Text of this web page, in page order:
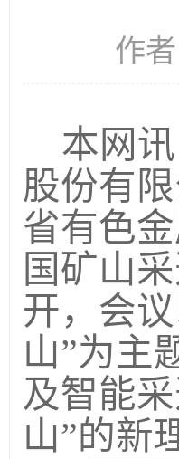
作
本网讯
股份有
省有色
国矿山
开，会
山”为主
及智能
山”的新